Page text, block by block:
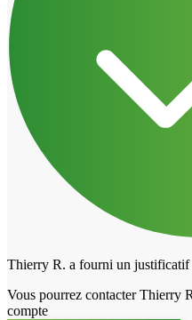
Thierry R. a fourni un justificatif
Vous pourrez contacter Thierry
compte